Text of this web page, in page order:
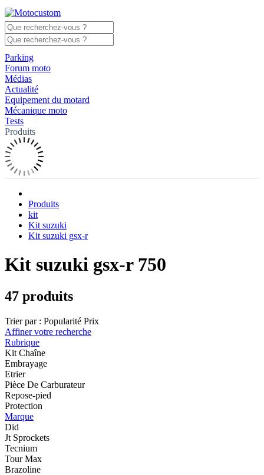
Parking
Forum moto
Médias
Actualité
Equipement du motard
Mécanique moto
Tests
Produits
Produits
kit
Kit suzuki
Kit suzuki gsx-r
Kit suzuki gsx-r 750
47 produits
Trier par : Popularité Prix
Affiner votre recherche
Rubrique
Kit Chaîne
Embrayage
Etrier
Pièce De Carburateur
Repose-pied
Protection
Marque
Did
Jt Sprockets
Tecnium
Tour Max
Brazoline